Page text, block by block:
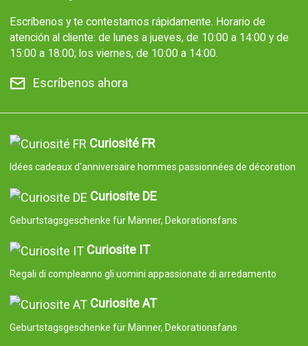
Escríbenos y te contestamos rápidamente. Horario de
atención al cliente: de lunes a jueves, de 10:00 a 14:00 y de
15:00 a 18:00; los viernes, de 10:00 a 14:00.
Escríbenos ahora
Curiosité FR
Idées cadeaux d'anniversaire hommes passionnées de décoration
Curiosite DE
Geburtstagsgeschenke für Männer, Dekorationsfans
Curiosite IT
Regali di compleanno gli uomini appassionate di arredamento
Curiosite AT
Geburtstagsgeschenke für Männer, Dekorationsfans